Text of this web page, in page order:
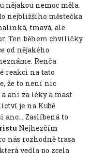
nějakou nemoc měla.
nejbližšího městečka
tmavá, ale
Ten během chviličky
od nějakého
Renča
reakci na tato
že to není nic
ani za léky a mast
je na Kubě
ano… Zaslíbená to
Nejhezčím
nás rozhodně trasa
vedla po zcela